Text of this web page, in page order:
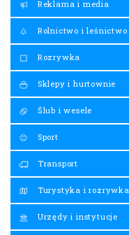
Reklama i media
Rolnictwo i leśnictwo
Rozrywka
Sklepy i hurtownie
Ślub i wesele
Sport
Transport
Turystyka i rozrywka
Urzędy i instytucje